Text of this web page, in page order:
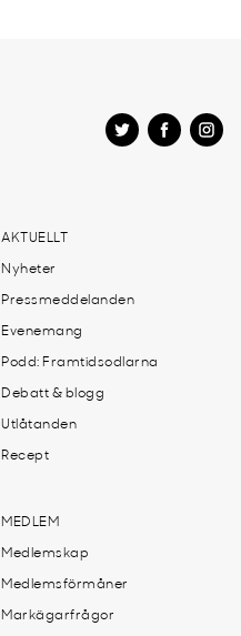
AKTUELLT
Nyheter
Pressmeddelanden
Evenemang
Podd: Framtidsodlarna
Debatt & blogg
Utlåtanden
Recept
MEDLEM
Medlemskap
Medlemsförmåner
Markägarfrågor